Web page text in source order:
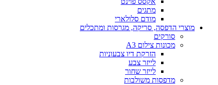
מתגים
מודם סלולארי
מוצרי הדפסה, סריקה, מגרסות ומתכלים
סורקים
מכונות צילום A3
הזרקת דיו צבעוניות
לייזר צבע
לייזר שחור
מדפסות משולבות